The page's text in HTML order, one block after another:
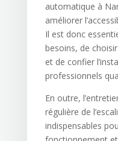
automatique à
améliorer
Il est donc
besoins, de
et de confier
professionnels
En outre,
régulière de
indispensables